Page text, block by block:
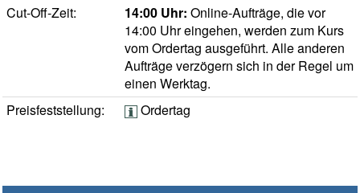
Cut-Off-Zeit:
14:00 Uhr: Online-Aufträge, die vor
14:00 Uhr eingehen, werden zum Kurs
vom Ordertag ausgeführt. Alle anderen
Aufträge verzögern sich in der Regel um
einen Werktag.
Preisfeststellung:
Ordertag